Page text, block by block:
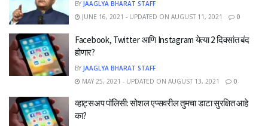
BY JAAGLYA BHARAT STAFF
JUNE 16, 2021 - UPDATED ON AUGUST 11, 2021
0
Facebook, Twitter आणि Instagram येत्या 2 दिवसांत बंद
होणार?
BY JAAGLYA BHARAT STAFF
MAY 25, 2021 - UPDATED ON AUGUST 13, 2021
0
व्हाट्सअप पॉलिसी: सोशल एप्सवरील तुमचा डाटा सुरक्षित आहे
का?